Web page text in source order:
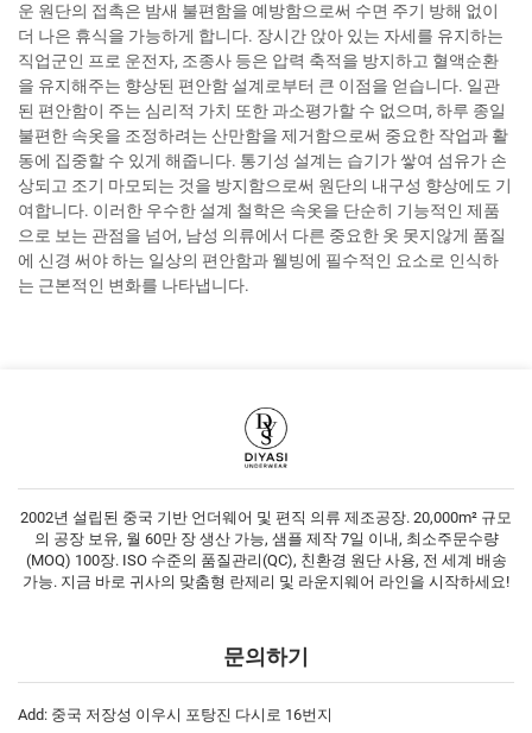
운 원단의 접촉은 밤새 불편함을 예방함으로써 수면 주기 방해 없이
더 나은 휴식을 가능하게 합니다. 장시간 앉아 있는 자세를 유지하는
직업군인 프로 운전자, 조종사 등은 압력 축적을 방지하고 혈액순환
을 유지해주는 향상된 편안함 설계로부터 큰 이점을 얻습니다. 일관
된 편안함이 주는 심리적 가치 또한 과소평가할 수 없으며, 하루 종일
불편한 속옷을 조정하려는 산만함을 제거함으로써 중요한 작업과 활
동에 집중할 수 있게 해줍니다. 통기성 설계는 습기가 쌓여 섬유가 손
상되고 조기 마모되는 것을 방지함으로써 원단의 내구성 향상에도 기
여합니다. 이러한 우수한 설계 철학은 속옷을 단순히 기능적인 제품
으로 보는 관점을 넘어, 남성 의류에서 다른 중요한 옷 못지않게 품질
에 신경 써야 하는 일상의 편안함과 웰빙에 필수적인 요소로 인식하
는 근본적인 변화를 나타냅니다.
2002년 설립된 중국 기반 언더웨어 및 편직 의류 제조공장. 20,000m² 규모
의 공장 보유, 월 60만 장 생산 가능, 샘플 제작 7일 이내, 최소주문수량
(MOQ) 100장. ISO 수준의 품질관리(QC), 친환경 원단 사용, 전 세계 배송
가능. 지금 바로 귀사의 맞춤형 란제리 및 라운지웨어 라인을 시작하세요!
문의하기
Add: 중국 저장성 이우시 포탕진 다시로 16번지